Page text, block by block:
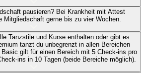
pausieren? Bei Krankheit mit Attest
Mitgliedschaft gerne bis zu vier Wochen.
Tanzstile und Kurse enthalten oder gibt es
tanzt du unbegrenzt in allen Bereichen
gilt für einen Bereich mit 5 Check-ins pro
ins in 10 Tagen (beide Bereiche möglich).